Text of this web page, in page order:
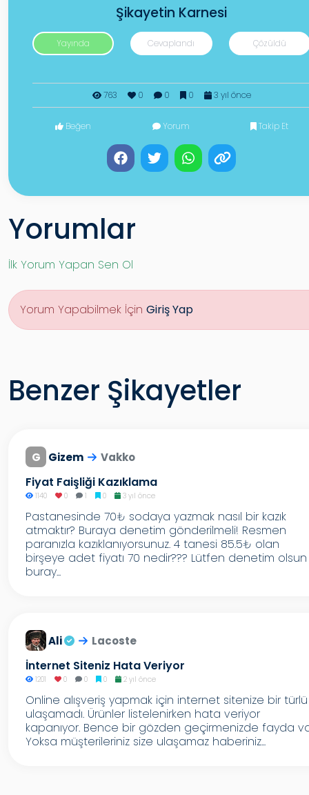
Şikayetin Karnesi
Yayında Cevaplandı Çözüldü
763 0 0 0 3 yıl önce
Beğen Yorum Takip Et
Yorumlar
İlk Yorum Yapan Sen Ol
Yorum Yapabilmek İçin Giriş Yap
Benzer Şikayetler
G Gizem Vakko
Fiyat Faişliği Kazıklama
1140 0 1 0 3 yıl önce
Pastanesinde 70₺ sodaya yazmak nasıl bir kazık
atmaktır? Buraya denetim gönderilmeli! Resmen
paranızla kazıklanıyorsunuz. 4 tanesi 85.5₺ olan
birşeye adet fiyatı 70 nedir??? Lütfen denetim olsun
buray...
Ali Lacoste
İnternet Siteniz Hata Veriyor
1201 0 0 0 2 yıl önce
Online alışveriş yapmak için internet sitenize bir türlü
ulaşamadı. Ürünler listelenirken hata veriyor
kapanıyor. Bence bir gözden geçirmenizde fayda
Yoksa müşterileriniz size ulaşamaz haberiniz...